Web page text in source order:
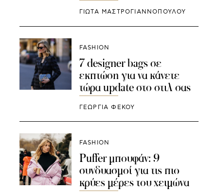
ΓΙΩΤΑ ΜΑΣΤΡΟΓΙΑΝΝΟΠΟΥΛΟΥ
FASHION
7 designer bags σε
εκπτώση για να κάνετε
τώρα update στο στιλ σας
ΓΕΩΡΓΙΑ ΦΕΚΟΥ
FASHION
Puffer μπουφάν: 9
συνδυασμοί για τις πιο
κρύες μέρες του χειμώνα